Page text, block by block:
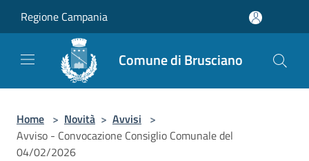
Regione Campania
Comune di Brusciano
Home > Novità > Avvisi >
Avviso - Convocazione Consiglio Comunale del
04/02/2026